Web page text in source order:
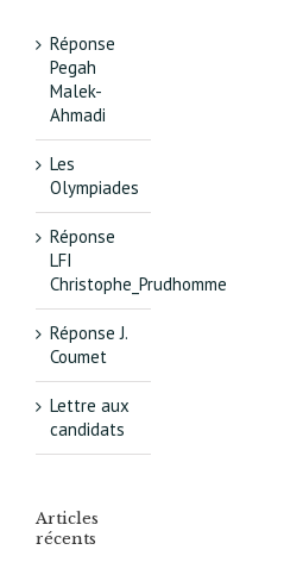
Réponse
Pegah
Malek-
Ahmadi
Les
Olympiades
Réponse
LFI
Christophe_Prudhomme
Réponse J.
Coumet
Lettre aux
candidats
Articles
récents